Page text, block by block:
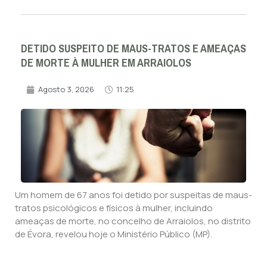
DETIDO SUSPEITO DE MAUS-TRATOS E AMEAÇAS
DE MORTE À MULHER EM ARRAIOLOS
Agosto 3, 2026 11:25
Um homem de 67 anos foi detido por suspeitas de maus-
tratos psicológicos e físicos à mulher, incluindo
ameaças de morte, no concelho de Arraiolos, no distrito
de Évora, revelou hoje o Ministério Público (MP).